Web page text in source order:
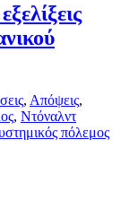
, Απόψεις,
, Ντόναλντ
πόλεμος